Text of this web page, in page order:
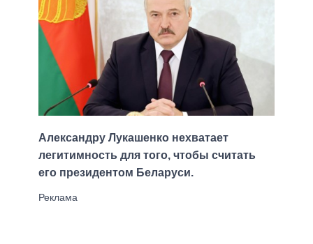
Александру Лукашенко нехватает
легитимность для того, чтобы считать
его президентом Беларуси.